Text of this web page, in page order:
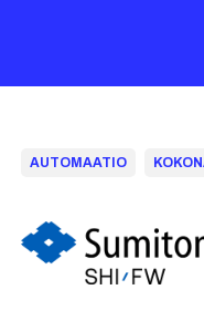
AUTOMAATIO